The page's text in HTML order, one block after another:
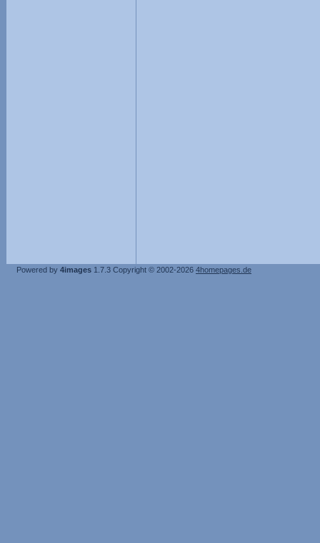
Powered by 4images 1.7.3 Copyright © 2002-2026 4homepages.de